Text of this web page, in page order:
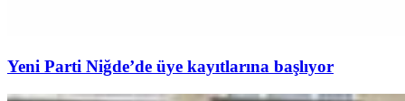
Yeni Parti Niğde’de üye kayıtlarına başlıyor